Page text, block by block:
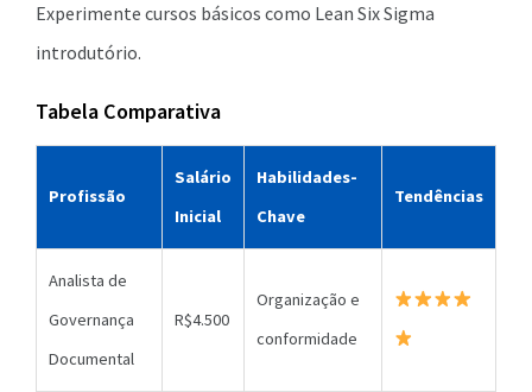
Experimente cursos básicos como Lean Six Sigma
introdutório.
Tabela Comparativa
Profissão
Salário
Inicial
Habilidades-
Chave
Tendências
Analista de
Governança
Documental
R$4.500
Organização e
conformidade